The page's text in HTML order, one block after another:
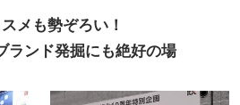
メも勢ぞろい！
ランド発掘にも絶好の場